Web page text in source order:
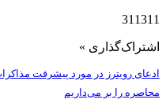
311311
اشتراک‌گذاری »
ادعای رویترز در مورد پیشرفت
محاصره را بر می‌داریم